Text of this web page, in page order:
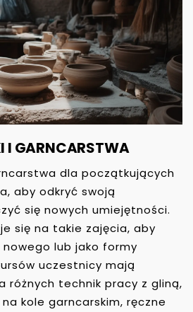
I GARNCARSTWA
dla początkujących
aby odkryć swoją
się nowych umiejętności.
się na takie zajęcia, aby
lub jako formy
uczestnicy mają
różnych technik pracy z gliną,
kole garncarskim, ręczne